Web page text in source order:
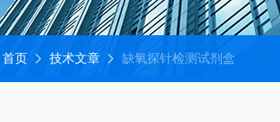
首页 技术文章 缺氧探针检测试剂盒